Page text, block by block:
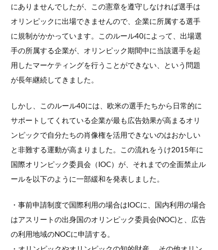
にありませんでしたが、この憲章を遵守しなければ選手は
オリンピックに出場できませんので、企業に所属する選手
に規制がかかっています。このルール40によって、出場選
手の所属する企業が、オリンピック期間中に当該選手を起
用したマーケティングを行うことができない、という問題
が長年継続してきました。
しかし、このルール40には、欧米の選手たちから日常的に
サポートしてくれている企業が最も広告効果が高まるオリ
ンピックで自分たちの肖像権を活用できないのはおかしい
と非難する運動が高まりました。この流れをうけ2015年に
国際オリンピック委員会（IOC）が、それまでの全面禁止ル
ールを以下のように一部緩和を発表しました。
・事前申請制度で国際利用の場合はIOCに、国内利用の場合
はアスリートの出身国のオリンピック委員会(NOC)と、広告
の利用地域のNOCに申請する。